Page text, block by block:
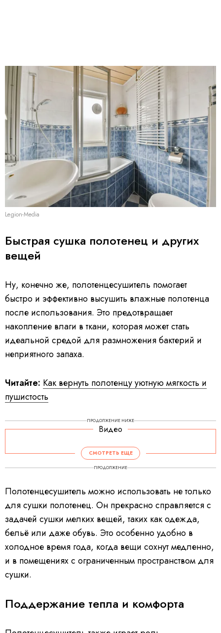
Legion-Media
Быстрая сушка полотенец и других
вещей
Ну, конечно же, полотенцесушитель помогает
быстро и эффективно высушить влажные полотенца
после использования. Это предотвращает
накопление влаги в ткани, которая может стать
идеальной средой для размножения бактерий и
неприятного запаха.
Читайте: Как вернуть полотенцу уютную мягкость и
пушистость
ПРОДОЛЖЕНИЕ НИЖЕ
Видео
СМОТРЕТЬ ЕЩЕ
ПРОДОЛЖЕНИЕ
Полотенцесушитель можно использовать не только
для сушки полотенец. Он прекрасно справляется с
задачей сушки мелких вещей, таких как одежда,
бельё или даже обувь. Это особенно удобно в
холодное время года, когда вещи сохнут медленно,
и в помещениях с ограниченным пространством для
сушки.
Поддержание тепла и комфорта